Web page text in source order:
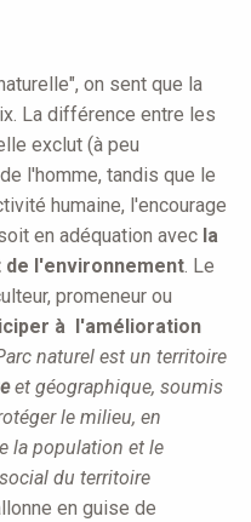
on sent que la
La différence entre les
exclut (à peu
l'homme, tandis que le
humaine, l'encourage
en adéquation avec la
de l'environnement. Le
promeneur ou
à l'amélioration
naturel est un territoire
et géographique, soumis
le milieu, en
la population et le
du territoire
en guise de